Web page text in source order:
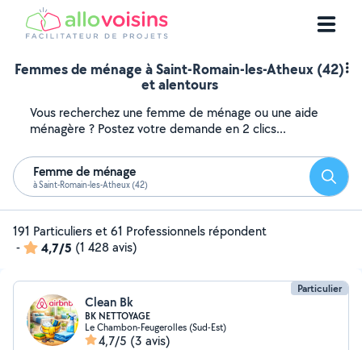
Femmes de ménage à Saint-Romain-les-Atheux (42)
et alentours
Vous recherchez une femme de ménage ou une aide
ménagère ? Postez votre demande en 2 clics...
Femme de ménage
à Saint-Romain-les-Atheux (42)
191 Particuliers et 61 Professionnels répondent
-
4,7/5 (1 428 avis)
Particulier
Clean Bk
BK NETTOYAGE
Le Chambon-Feugerolles (Sud-Est)
4,7/5 (3 avis)